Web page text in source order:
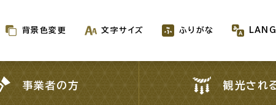
背景色変更 文字サイズ ふりがな
背景色変更 文字サイズ ふりがな
事業者の方 観光され